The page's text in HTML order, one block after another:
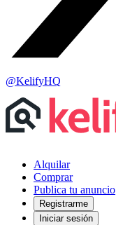
@KelifyHQ
Alquilar
Comprar
Publica tu anuncio
Registrarme
Iniciar sesión